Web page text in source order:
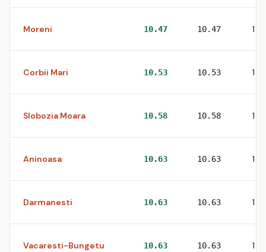
Moreni 10.47 10.47 1
Corbii Mari 10.53 10.53 1
Slobozia Moara 10.58 10.58 1
Aninoasa 10.63 10.63 1
Darmanesti 10.63 10.63 1
Vacaresti-Bungetu 10.63 10.63 1